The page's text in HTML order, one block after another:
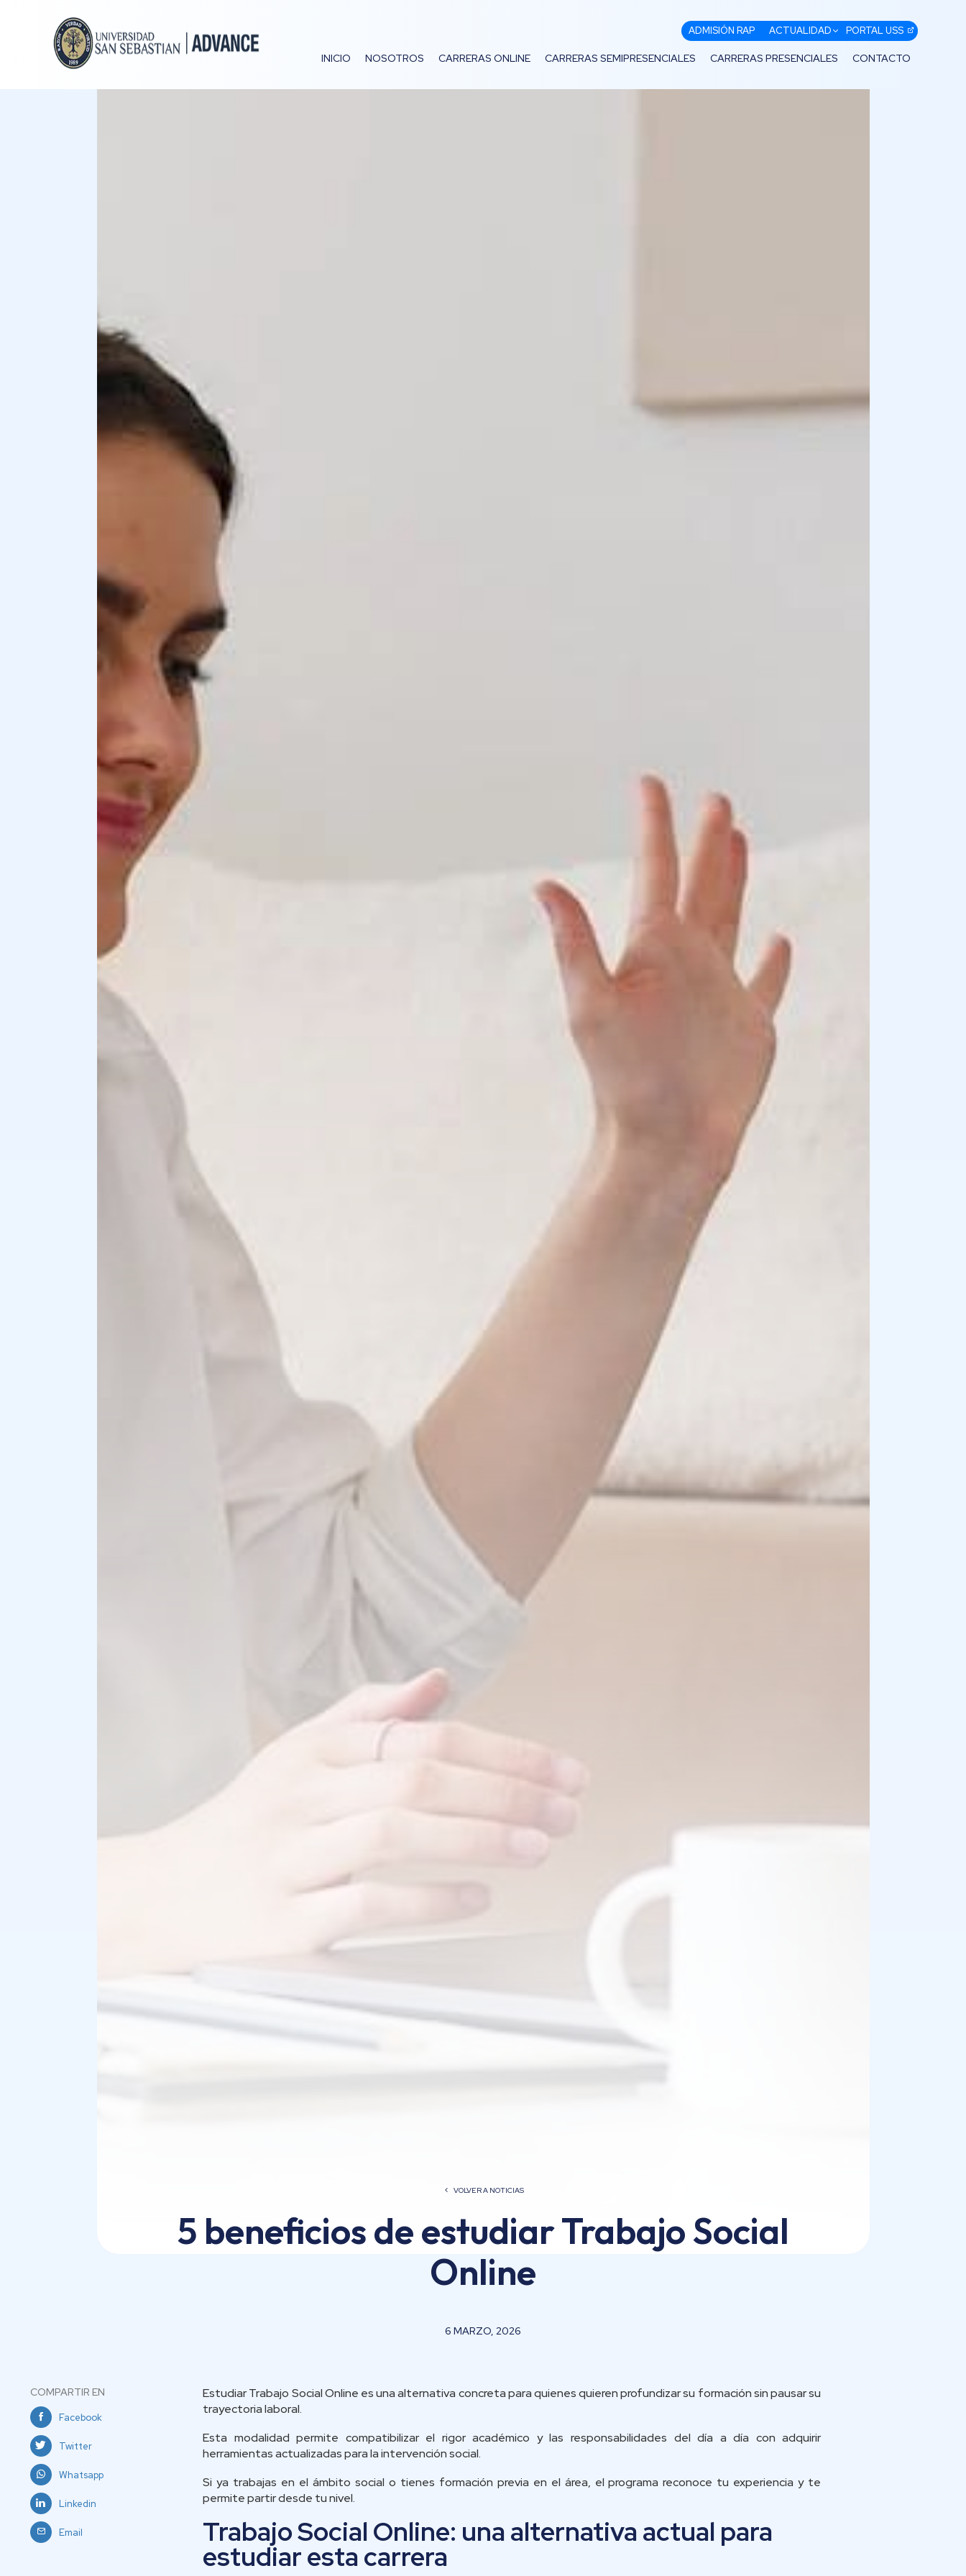
ADMISIÓN RAP ACTUALIDAD PORTAL USS
INICIO NOSOTROS CARRERAS ONLINE CARRERAS SEMIPRESENCIALES CARRERAS PRESENCIALES CONTACTO
VOLVER A NOTICIAS
5 beneficios de estudiar Trabajo Social
Online
6 MARZO, 2026
COMPARTIR EN
Facebook
Twitter
Whatsapp
Linkedin
Email
Estudiar Trabajo Social Online es una alternativa concreta para quienes quieren profundizar su formación sin pausar su
trayectoria laboral.
Esta modalidad permite compatibilizar el rigor académico y las responsabilidades del día a día con adquirir
herramientas actualizadas para la intervención social.
Si ya trabajas en el ámbito social o tienes formación previa en el área, el programa reconoce tu experiencia y te
permite partir desde tu nivel.
Trabajo Social Online: una alternativa actual para
estudiar esta carrera